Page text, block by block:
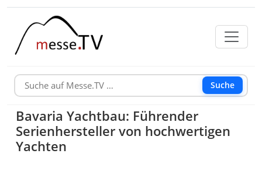
Suche
Bavaria Yachtbau: Führender
Serienhersteller von hochwertigen
Yachten